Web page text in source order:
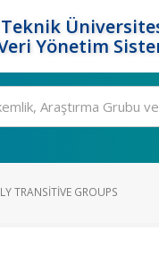
Yönetim
TRANSITIVE GROUPS